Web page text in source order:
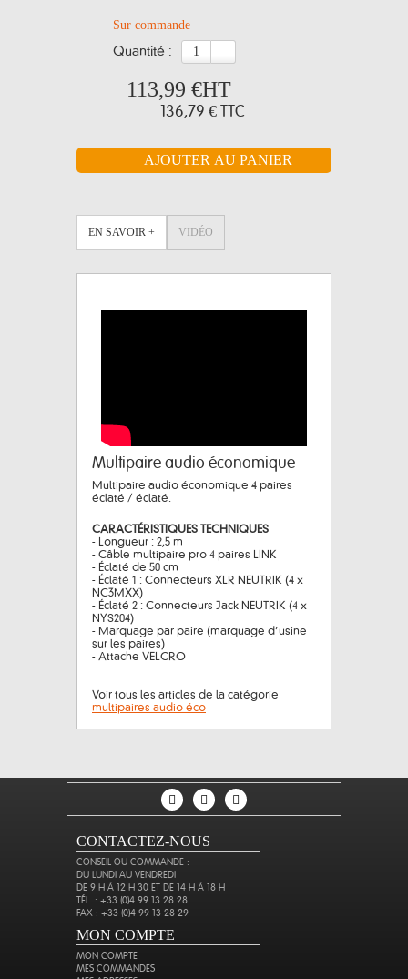
Sur commande
quantité :
113,99 €HT
136,79 € TTC
EN SAVOIR + VIDÉO
Multipaire audio économique
Multipaire audio économique 4 paires
éclaté / éclaté.
CARACTÉRISTIQUES TECHNIQUES
- Longueur : 2,5 m
- Câble multipaire pro 4 paires LINK
- Éclaté de 50 cm
- Éclaté 1 : Connecteurs XLR NEUTRIK (4 x
NC3MXX)
- Éclaté 2 : Connecteurs Jack NEUTRIK (4 x
NYS204)
- Marquage par paire (marquage d’usine
sur les paires)
- Attache VELCRO
Voir tous les articles de la catégorie
multipaires audio éco
CONTACTEZ-NOUS
CONSEIL OU COMMANDE :
DU LUNDI AU VENDREDI
DE 9 H À 12 H 30 ET DE 14 H À 18 H
TÉL. : +33 (0)4 99 13 28 28
FAX : +33 (0)4 99 13 28 29
MON COMPTE
MON COMPTE
MES COMMANDES